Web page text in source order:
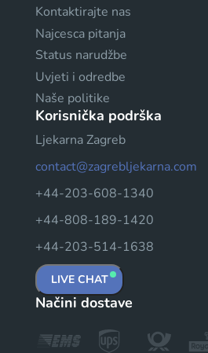
Kontaktirajte nas
Najcesca pitanja
Status narudžbe
Uvjeti i odredbe
Naše politike
Korisnička podrška
Ljekarna Zagreb
contact@zagrebljekarna.com
+44-203-608-1340
+44-808-189-1420
+44-203-514-1638
LIVE CHAT
Načini dostave